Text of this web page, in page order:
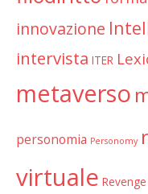
innovazione
intervista ITER
metaverso
personomia Personomy
virtuale Revenge